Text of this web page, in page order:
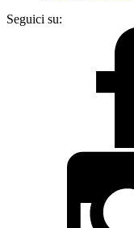
Seguici su: